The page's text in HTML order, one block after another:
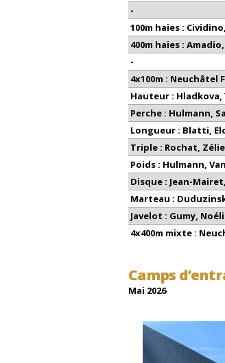
-
100m haies :
400m haies :
-
4x100m : Neuchâtel
Hauteur : Hladkova,
Perche : Hulmann,
Longueur : Blatti,
Triple : Rochat,
Poids : Hulmann,
Disque : Jean-
Marteau :
Javelot : Gumy,
4x400m mixte :
Camps
Mai 2026